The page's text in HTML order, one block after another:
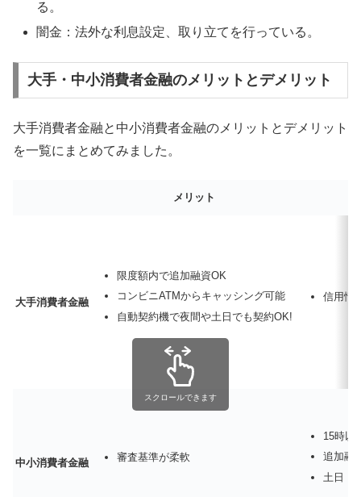
る。
闇金：法外な利息設定、取り立てを行っている。
大手・中小消費者金融のメリットとデメリット
大手消費者金融と中小消費者金融のメリットとデメリット
を一覧にまとめてみました。
メリット
大手消費者金融
限度額内で追加融資OK
コンビニATMからキャッシング可能
自動契約機で夜間や土日でも契約OK!
信用情
中小消費者金融 審査基準が柔軟
15時以
追加融
土日・
スクロールできます